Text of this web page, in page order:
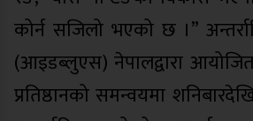
कोर्न सजिलो भएको छ ।”
(आइडब्लुएस) नेपालद्वारा
प्रतिष्ठानको समन्वयमा